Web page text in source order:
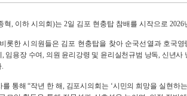
혁, 이하 시의회 )는 2일 김포 현충탑 참배를 시작으로 2026
롯한 시의원들은 김포 현충탑을 찾아 순국선열과 호국영
, 임용장 수여, 의원 윤리강령 및 윤리실천규범 낭독, 신년사
.
를 통해“작년 한 해, 김포시의회는 ‘시민의 희망을 실현하